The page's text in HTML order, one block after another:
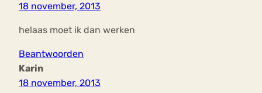
18 november, 2013
helaas moet ik dan werken
Beantwoorden
Karin
18 november, 2013